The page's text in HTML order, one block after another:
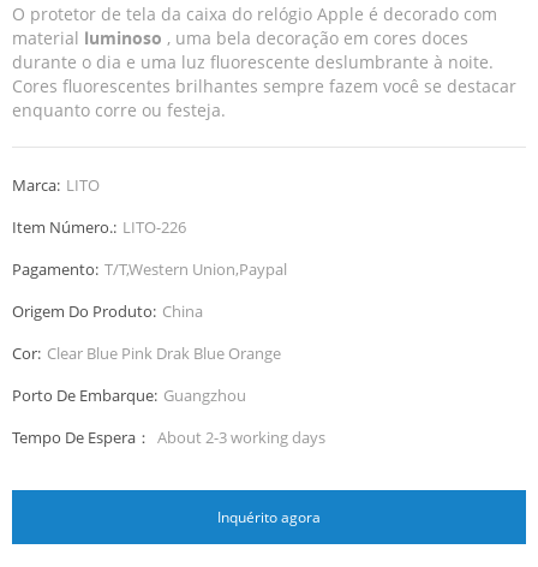
O protetor de tela da caixa do relógio Apple é decorado com
material luminoso , uma bela decoração em cores doces
durante o dia e uma luz fluorescente deslumbrante à noite.
Cores fluorescentes brilhantes sempre fazem você se destacar
enquanto corre ou festeja.
Marca: LITO
Item Número.: LITO-226
Pagamento: T/T,Western Union,Paypal
Origem Do Produto: China
Cor: Clear Blue Pink Drak Blue Orange
Porto De Embarque: Guangzhou
Tempo De Espera： About 2-3 working days
Inquérito agora